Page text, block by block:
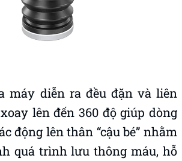
máy diễn ra đều đặn và liên
lên đến 360 độ giúp dòng
động lên thân “cậu bé” nhằm
quá trình lưu thông máu, hỗ